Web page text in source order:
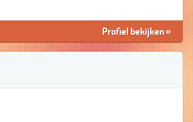
Profiel bekijken»